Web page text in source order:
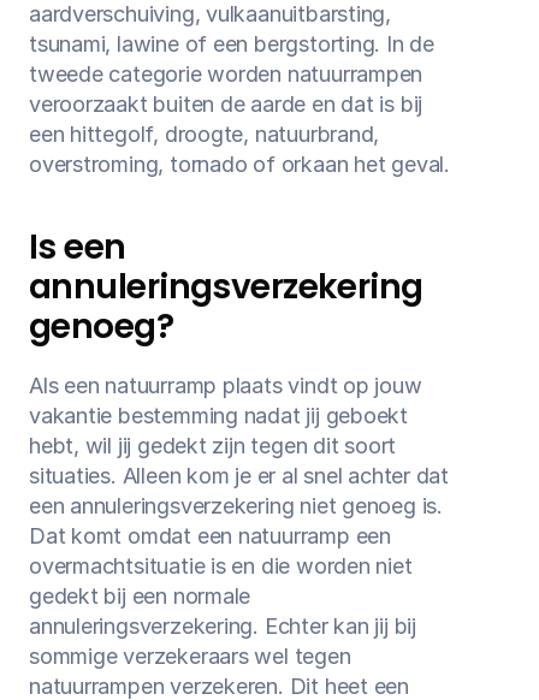
aardverschuiving, vulkaanuitbarsting,
tsunami, lawine of een bergstorting. In de
tweede categorie worden natuurrampen
veroorzaakt buiten de aarde en dat is bij
een hittegolf, droogte, natuurbrand,
overstroming, tornado of orkaan het geval.
Is een
annuleringsverzekering
genoeg?
Als een natuurramp plaats vindt op jouw
vakantie bestemming nadat jij geboekt
hebt, wil jij gedekt zijn tegen dit soort
situaties. Alleen kom je er al snel achter dat
een annuleringsverzekering niet genoeg is.
Dat komt omdat een natuurramp een
overmachtsituatie is en die worden niet
gedekt bij een normale
annuleringsverzekering. Echter kan jij bij
sommige verzekeraars wel tegen
natuurrampen verzekeren. Dit heet een